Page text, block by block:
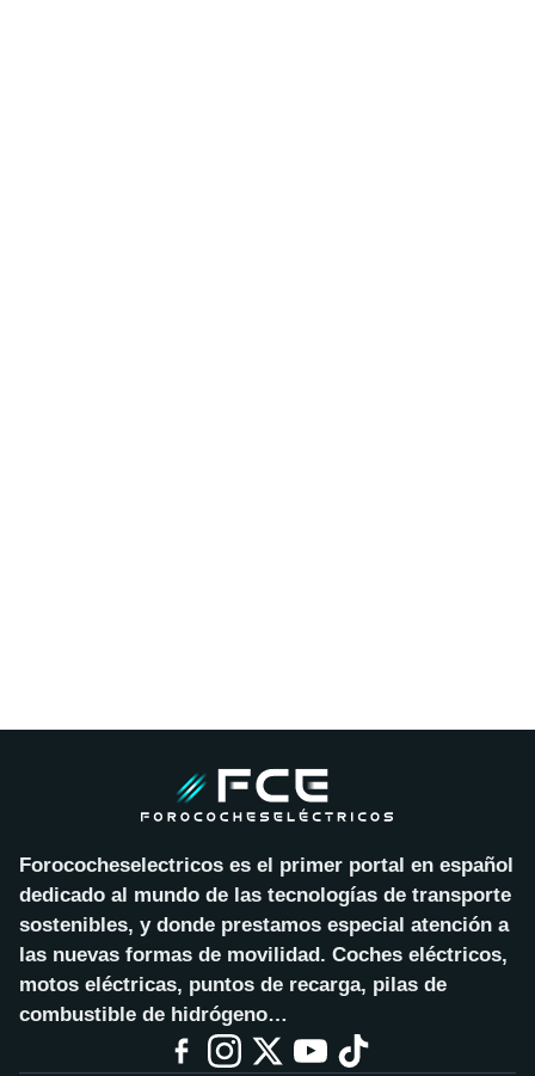
Forococheselectricos es el primer portal en español
dedicado al mundo de las tecnologías de transporte
sostenibles, y donde prestamos especial atención a
las nuevas formas de movilidad. Coches eléctricos,
motos eléctricas, puntos de recarga, pilas de
combustible de hidrógeno…